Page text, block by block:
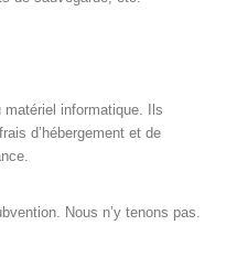
matériel informatique. Ils
d’hébergement et de
Nous n’y tenons pas.